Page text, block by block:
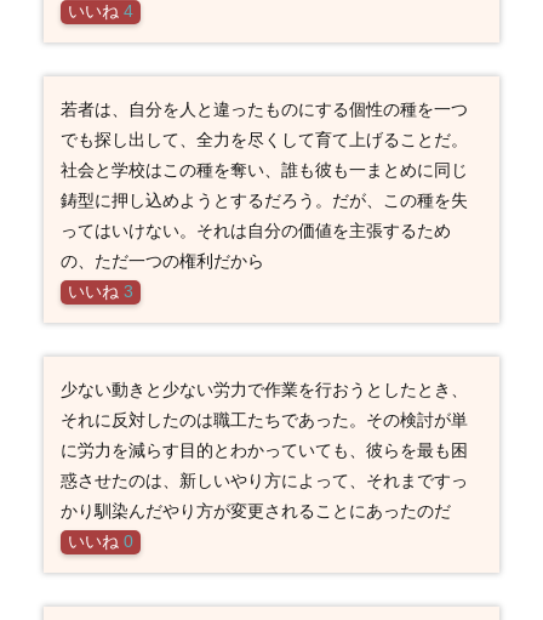
いいね 4
若者は、自分を人と違ったものにする個性の種を一つ
でも探し出して、全力を尽くして育て上げることだ。
社会と学校はこの種を奪い、誰も彼も一まとめに同じ
鋳型に押し込めようとするだろう。だが、この種を失
ってはいけない。それは自分の価値を主張するため
の、ただ一つの権利だから
いいね 3
少ない動きと少ない労力で作業を行おうとしたとき、
それに反対したのは職工たちであった。その検討が単
に労力を減らす目的とわかっていても、彼らを最も困
惑させたのは、新しいやり方によって、それまですっ
かり馴染んだやり方が変更されることにあったのだ
いいね 0